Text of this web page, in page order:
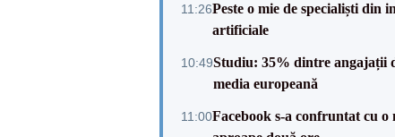
11:26Peste o mie de specialiști din
artificiale
10:49Studiu: 35% dintre angajații
media europeană
11:00Facebook s-a confruntat cu o